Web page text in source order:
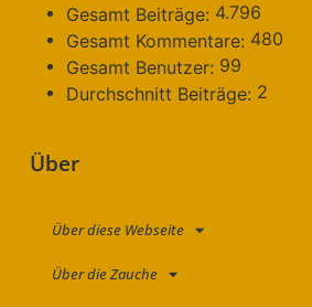
Gesamt Beiträge: 4.796
Gesamt Kommentare: 480
Gesamt Benutzer: 99
Durchschnitt Beiträge: 2
Über
Über diese Webseite
Über die Zauche